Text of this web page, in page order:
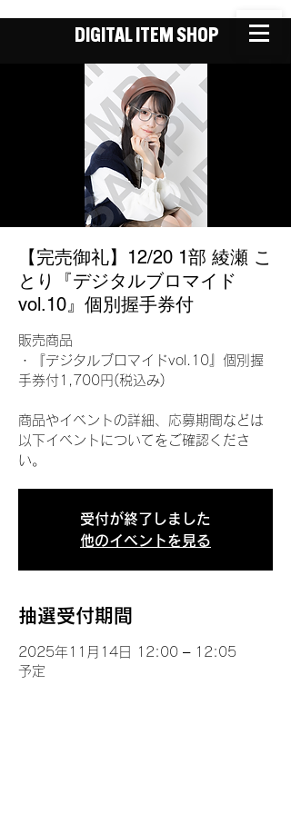
DIGITAL ITEM SHOP
【完売御礼】12/20 1部 綾瀬 こ
とり『デジタルブロマイド
vol.10』個別握手券付
販売商品
・『デジタルブロマイドvol.10』個別握
手券付1,700円(税込み)
商品やイベントの詳細、応募期間などは
以下イベントについてをご確認くださ
い。
受付が終了しました
他のイベントを見る
抽選受付期間
2025年11月14日 12:00 – 12:05
予定